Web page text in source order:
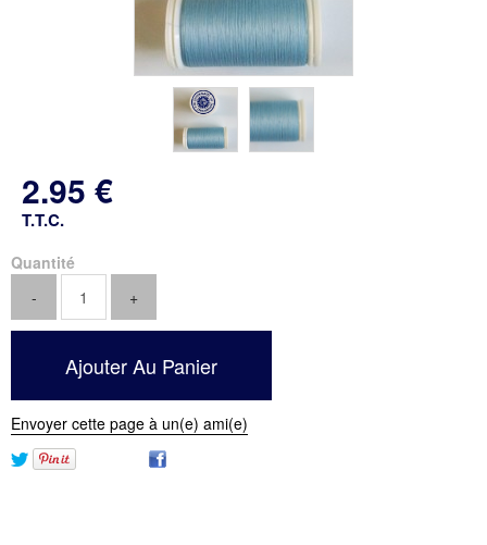
2.95 €
T.T.C.
Quantité
Envoyer cette page à un(e) ami(e)